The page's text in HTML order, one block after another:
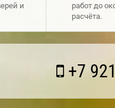
и
работ до
расчёта.
+7